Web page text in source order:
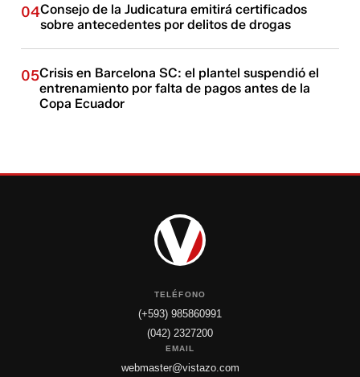
04Consejo de la Judicatura emitirá certificados
sobre antecedentes por delitos de drogas
05Crisis en Barcelona SC: el plantel suspendió el
entrenamiento por falta de pagos antes de la
Copa Ecuador
TELÉFONO
(+593) 985860991
(042) 2327200
EMAIL
webmaster@vistazo.com